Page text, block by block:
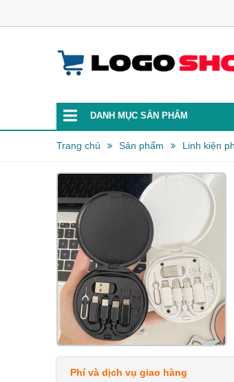
DANH MỤC SẢN PHẨM
Trang chủ Sản phẩm Linh kiện
Phí và dịch vụ giao hàng